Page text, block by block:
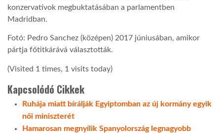
konzervatívok megbuktatásában a parlamentben
Madridban.
Fotó: Pedro Sanchez (középen) 2017 júniusában, amikor
pártja főtitkárává választották.
(Visited 1 times, 1 visits today)
Kapcsolódó Cikkek
Ruhája miatt bírálják Egyiptomban az új kormány egyik
női miniszterét
Hamarosan megnyílik Spanyolország legnagyobb